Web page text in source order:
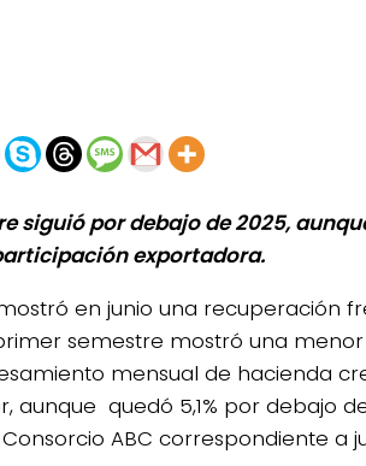
siguió por debajo de 2025,
exportadora.
en junio una recuperación
semestre mostró una
mensual de hacienda
aunque quedó 5,1% por debajo
ABC correspondiente a